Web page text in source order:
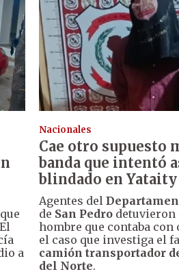
a
Nacionales
Cae otro supuesto
banda que intentó
blindado en
Agentes del
de San Pedrodetuvieron
hombre que contaba
el caso que investiga el
camión transportador
del Norte.